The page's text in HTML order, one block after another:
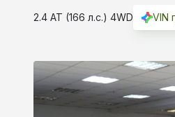
2.4 AT (166 л.с.) 4WD VIN